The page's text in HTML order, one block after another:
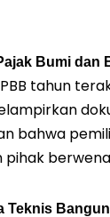
Bumi dan
tahun
bahwa
Teknis